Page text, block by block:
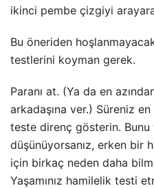
ikinci pembe çizgiyi
Bu öneriden
testlerini koyman gerek.
Paranı at. (Ya da en
arkadaşına ver.) Süreniz
teste direnç gösterin. Bunu
düşünüyorsanız, erken bir
için birkaç neden daha
Yaşamınız hamilelik testi